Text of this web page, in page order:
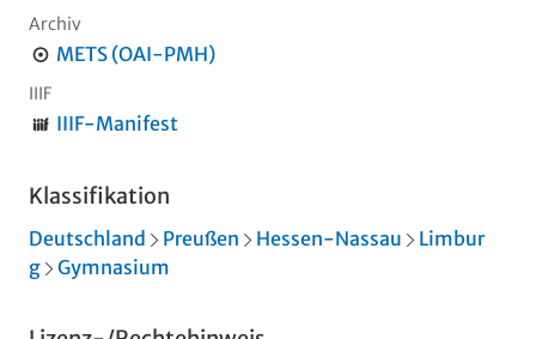
Archiv
METS (OAI-PMH)
IIIF
IIIF-Manifest
Klassifikation
Deutschland Preußen Hessen-Nassau
Limbur
g
Gymnasium